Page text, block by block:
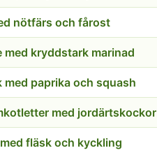
nötfärs och fårost
med kryddstark marinad
med paprika och squash
med jordärtskockor
fläsk och kyckling